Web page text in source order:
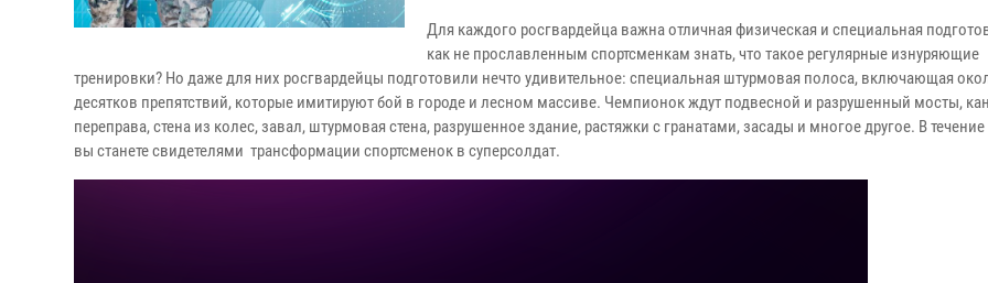
Для каждого росгвардейца важна отличная физическая и специальная
как не прославленным спортсменкам знать, что такое регулярные изнуряющие
тренировки? Но даже для них росгвардейцы подготовили нечто удивительное: специальная штурмовая полоса, включающая
десятков препятствий, которые имитируют бой в городе и лесном массиве. Чемпионок ждут подвесной и разрушенный мосты,
переправа, стена из колес, завал, штурмовая стена, разрушенное здание, растяжки с гранатами, засады и многое другое. В
вы станете свидетелями трансформации спортсменок в суперсолдат.